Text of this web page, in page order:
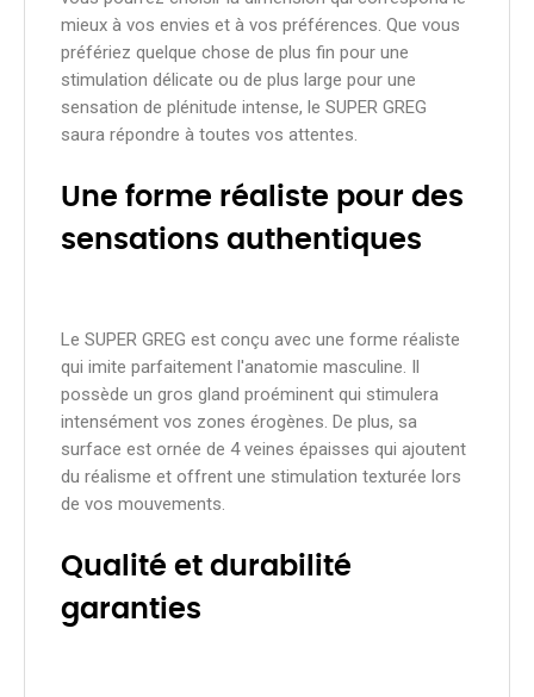
mieux à vos envies et à vos préférences. Que vous
préfériez quelque chose de plus fin pour une
stimulation délicate ou de plus large pour une
sensation de plénitude intense, le SUPER GREG
saura répondre à toutes vos attentes.
Une forme réaliste pour des
sensations authentiques
Le SUPER GREG est conçu avec une forme réaliste
qui imite parfaitement l'anatomie masculine. Il
possède un gros gland proéminent qui stimulera
intensément vos zones érogènes. De plus, sa
surface est ornée de 4 veines épaisses qui ajoutent
du réalisme et offrent une stimulation texturée lors
de vos mouvements.
Qualité et durabilité
garanties